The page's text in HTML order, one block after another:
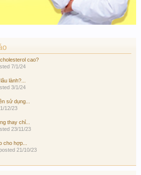
cao?
7/1/24
lành?...
3/1/24
sử dụng...
12/23
thay chỉ...
23/11/23
cho hợp...
21/10/23